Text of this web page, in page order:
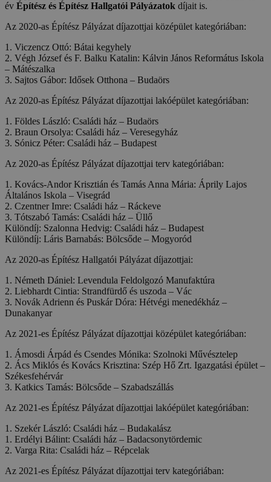
év Építész és Építész Hallgatói Pályázatok díjait is.
Az 2020-as Építész Pályázat díjazottjai középület kategóriában:
1. Viczencz Ottó: Bátai kegyhely
2. Végh József és F. Balku Katalin: Kálvin János Református Iskola
– Mátészalka
3. Sajtos Gábor: Idősek Otthona – Budaörs
Az 2020-as Építész Pályázat díjazottjai lakóépület kategóriában:
1. Földes László: Családi ház – Budaörs
2. Braun Orsolya: Családi ház – Veresegyház
3. Sónicz Péter: Családi ház – Budapest
Az 2020-as Építész Pályázat díjazottjai terv kategóriában:
1. Kovács-Andor Krisztián és Tamás Anna Mária: Áprily Lajos
Általános Iskola – Visegrád
2. Czentner Imre: Családi ház – Ráckeve
3. Tótszabó Tamás: Családi ház – Üllő
Különdíj: Szalonna Hedvig: Családi ház – Budapest
Különdíj: Láris Barnabás: Bölcsőde – Mogyoród
Az 2020-as Építész Hallgatói Pályázat díjazottjai:
1. Németh Dániel: Levendula Feldolgozó Manufaktúra
2. Liebhardt Cintia: Strandfürdő és uszoda – Vác
3. Novák Adrienn és Puskár Dóra: Hétvégi menedékház –
Dunakanyar
Az 2021-es Építész Pályázat díjazottjai középület kategóriában:
1. Ámosdi Árpád és Csendes Mónika: Szolnoki Művésztelep
2. Ács Miklós és Kovács Krisztina: Szép Hő Zrt. Igazgatási épület –
Székesfehérvár
3. Katkics Tamás: Bölcsőde – Szabadszállás
Az 2021-es Építész Pályázat díjazottjai lakóépület kategóriában:
1. Szekér László: Családi ház – Budakalász
1. Erdélyi Bálint: Családi ház – Badacsonytördemic
2. Varga Rita: Családi ház – Répcelak
Az 2021-es Építész Pályázat díjazottjai terv kategóriában: